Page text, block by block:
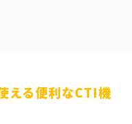
える便利なCTI機